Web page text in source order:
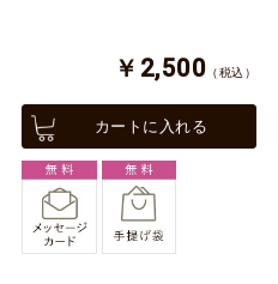
￥2,500 （税込）
カートに入れる